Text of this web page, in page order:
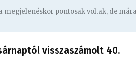
megjelenéskor pontosak voltak, de mára
visszaszámolt 40.